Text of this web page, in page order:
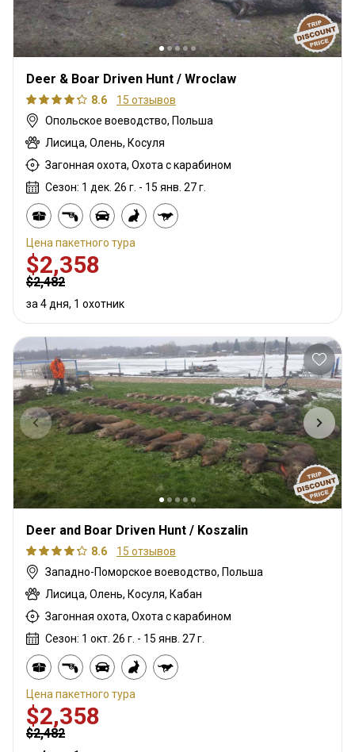
Deer & Boar Driven Hunt / Wroclaw
8.6
15 отзывов
Опольское воеводство, Польша
Лисица, Олень, Косуля
Загонная охота, Охота с карабином
Сезон: 1 дек. 26 г. - 15 янв. 27 г.
Цена пакетного тура
$2,358
$2,482
за 4 дня, 1 охотник
Deer and Boar Driven Hunt / Koszalin
8.6
15 отзывов
Западно-Поморское воеводство, Польша
Лисица, Олень, Косуля, Кабан
Загонная охота, Охота с карабином
Сезон: 1 окт. 26 г. - 15 янв. 27 г.
Цена пакетного тура
$2,358
$2,482